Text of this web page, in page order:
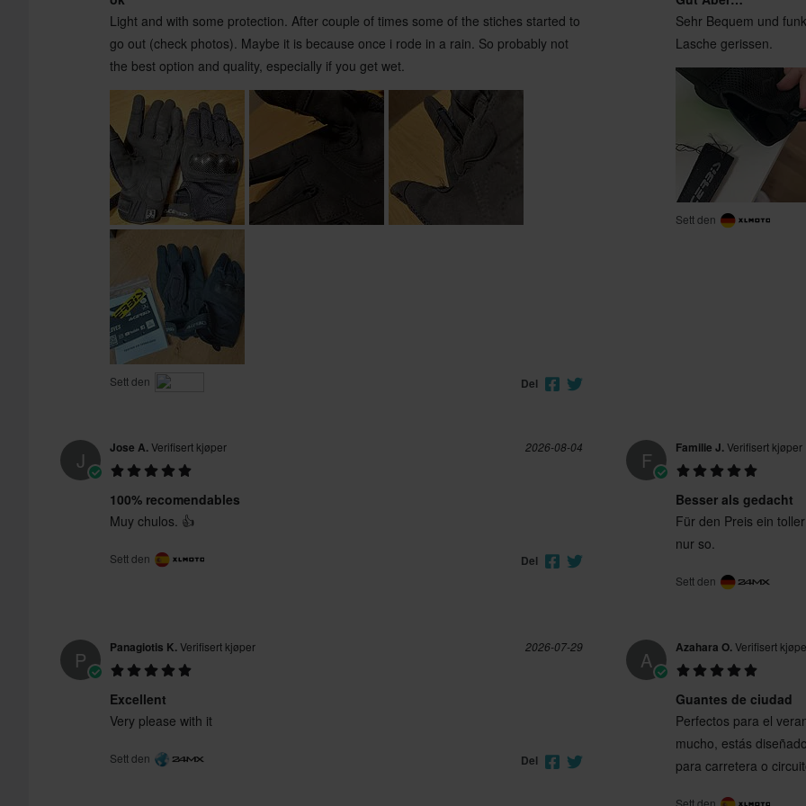
Light and with some protection. After couple of times some of the stiches started to
go out (check photos). Maybe it is because once i rode in a rain. So probably not
the best option and quality, especially if you get wet.
Sett den Del
Sehr Bequem und
Lasche gerissen.
Sett den
J Jose A.Verifisert kjøper 2026-08-04
100% recomendables
Muy chulos. 👍
Sett den Del
F Familie J.Verifisert kjøper
Besser als gedacht
Für den Preis ein
nur so.
Sett den
P Panagiotis K.Verifisert kjøper 2026-07-29
Excellent
Very please with it
Sett den Del
A Azahara O.Verifisert
Guantes de ciudad
Perfectos para el
mucho, estás
para carretera o